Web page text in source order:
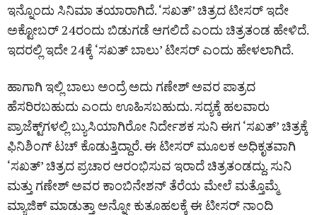
ಇನ್ನೊಂದು ಸಿನಿಮಾ ತಯಾರಾಗಿದೆ. ‘ಸಖತ್’ ಚಿತ್ರದ ಟೀಸರ್ ಇದೇ
ಅಕ್ಟೋಬರ್ 24ರಂದು ಬಿಡುಗಡೆ ಆಗಲಿದೆ ಎಂದು ಚಿತ್ರತಂಡ ಹೇಳಿದೆ.
ಇದರಲ್ಲಿ ಇದೇ 24ಕ್ಕೆ ‘ಸಖತ್ ಬಾಲು’ ಟೀಸರ್ ಎಂದು ಹೇಳಲಾಗಿದೆ.
ಹಾಗಾಗಿ ಇಲ್ಲಿ ಬಾಲು ಅಂದ್ರೆ ಅದು ಗಣೇಶ್ ಅವರ ಪಾತ್ರದ
ಹೆಸರಿರಬಹುದು ಎಂದು ಊಹಿಸಬಹುದು. ಸದ್ಯಕ್ಕೆ ಹಲವಾರು
ಪ್ರಾಜೆಕ್ಟ್‌ಗಳಲ್ಲಿ ಬ್ಯುಸಿಯಾಗಿರೋ ನಿರ್ದೇಶಕ ಸುನಿ ಈಗ ‘ಸಖತ್’ ಚಿತ್ರಕ್ಕೆ
ಫಿನಿಶಿಂಗ್ ಟಚ್‌ ಕೊಡುತ್ತಿದ್ದಾರೆ. ಈ ಟೀಸರ್ ಮೂಲಕ ಅಧಿಕೃತವಾಗಿ
‘ಸಖತ್’ ಚಿತ್ರದ ಪ್ರಚಾರ ಆರಂಭಿಸುವ ಇರಾದೆ ಚಿತ್ರತಂಡದ್ದು. ಸುನಿ
ಮತ್ತು ಗಣೇಶ್ ಅವರ ಕಾಂಬಿನೇಶನ್ ತೆರೆಯ ಮೇಲೆ ಮತ್ತೊಮ್ಮೆ
ಮ್ಯಾಜಿಕ್ ಮಾಡುತ್ತಾ ಅನ್ನೋ ಕುತೂಹಲಕ್ಕೆ ಈ ಟೀಸರ್ ನಾಂದಿ